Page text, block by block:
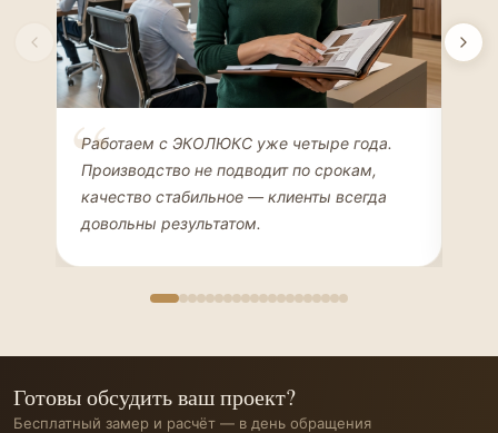
Елена Соколова
ДИЗАЙНЕР ИНТЕРЬЕРОВ
Работаем с ЭКОЛЮКС уже четыре года.
Производство не подводит по срокам,
качество стабильное — клиенты всегда
довольны результатом.
Готовы обсудить ваш проект?
Бесплатный замер и расчёт — в день обращения